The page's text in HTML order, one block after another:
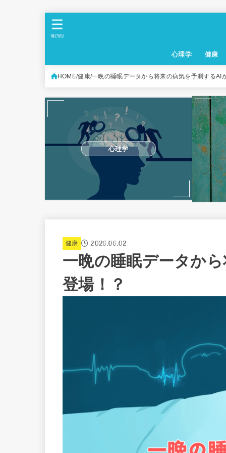
心理学 健康
MENU
HOME 健康 一晩の睡眠データから将来の病気を予測するAI
心理学
健康 2026.06.02
一晩の睡眠データか
登場！？